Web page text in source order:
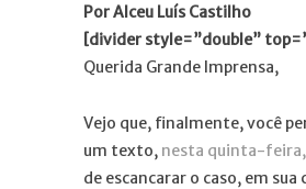
Por Alceu Luís Castilho
[divider style=”double”
Querida Grande Imprensa,
Vejo que, finalmente, você
um texto, nesta quinta-feira,
de escancarar o caso, em sua